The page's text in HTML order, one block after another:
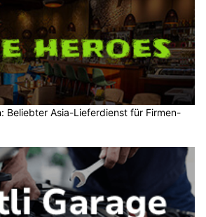
Beliebter Asia-Lieferdienst für Firmen-